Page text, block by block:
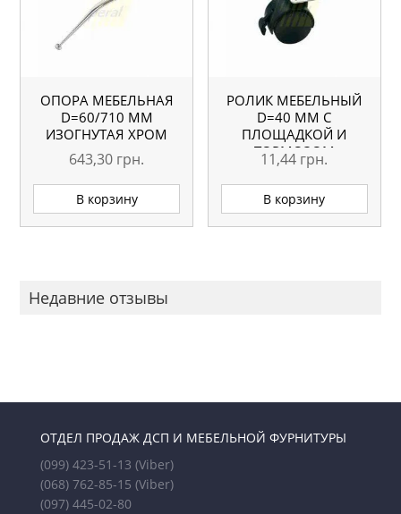
ОПОРА МЕБЕЛЬНАЯ
D=60/710 ММ
ИЗОГНУТАЯ ХРОМ
643,30 грн.
В корзину
РОЛИК МЕБЕЛЬНЫЙ
D=40 ММ С
ПЛОЩАДКОЙ И
ТОРМОЗОМ
11,44 грн.
В корзину
Недавние отзывы
ОТДЕЛ ПРОДАЖ ДСП И МЕБЕЛЬНОЙ ФУРНИТУРЫ
(099) 423-51-13 (Viber)
(068) 762-85-15 (Viber)
(097) 445-02-80